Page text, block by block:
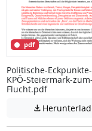
pdf
Politische-
KPÖ-Steiermark-
Flucht.pdf
